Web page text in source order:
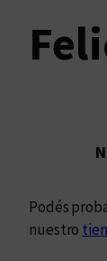
a
Podés
nuestro